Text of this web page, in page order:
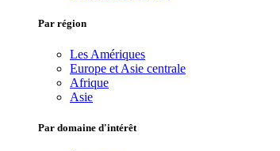
Par région
Les Amériques
Europe et Asie centrale
Afrique
Asie
Par domaine d'intérêt